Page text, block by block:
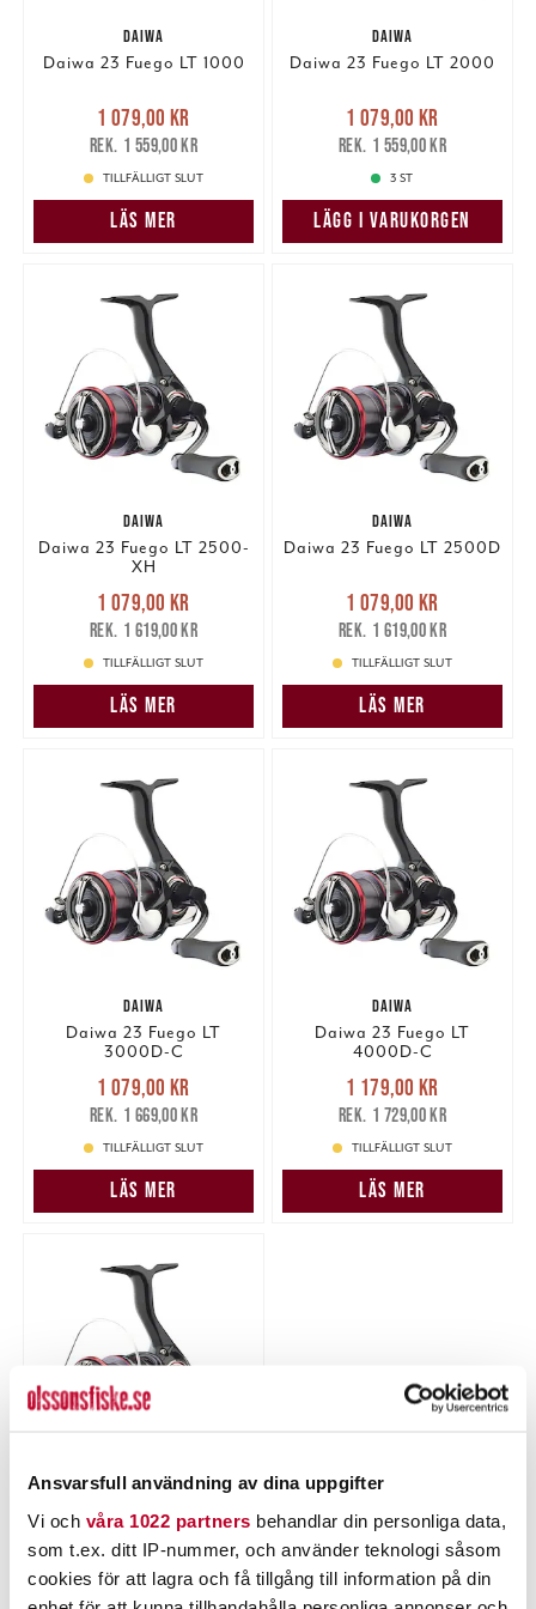
Ansvarsfull användning av dina uppgifter
Vi och våra 1022 partners behandlar din personliga data,
som t.ex. ditt IP-nummer, och använder teknologi såsom
cookies för att lagra och få tillgång till information på din
DAIWA
Daiwa 23 Fuego LT 1000
Nuvarande pris
1 079,00 krTidigare pris
1 559,00 kr
1 079,00 kr
1 559,00 kr
TILLFÄLLIGT SLUT
LÄS MER
DAIWA
Daiwa 23 Fuego LT 2000
Nuvarande pris
1 079,00 krTidigare pris
1 559,00 kr
1 079,00 kr
1 559,00 kr
3 ST
LÄGG I VARUKORGEN
DAIWA
Daiwa 23 Fuego LT 2500-
XH
Nuvarande pris
1 079,00 krTidigare pris
1 619,00 kr
1 079,00 kr
1 619,00 kr
TILLFÄLLIGT SLUT
LÄS MER
DAIWA
Daiwa 23 Fuego LT 2500D
Nuvarande pris
1 079,00 krTidigare pris
1 619,00 kr
1 079,00 kr
1 619,00 kr
TILLFÄLLIGT SLUT
LÄS MER
DAIWA
Daiwa 23 Fuego LT
3000D-C
Nuvarande pris
1 079,00 krTidigare pris
1 669,00 kr
1 079,00 kr
1 669,00 kr
TILLFÄLLIGT SLUT
LÄS MER
DAIWA
Daiwa 23 Fuego LT
4000D-C
Nuvarande pris
1 179,00 krTidigare pris
1 729,00 kr
1 179,00 kr
1 729,00 kr
TILLFÄLLIGT SLUT
LÄS MER
DAIWA
Daiwa 23 Fuego LT
Nuvarande pris:
1 379,00 krTidigare pris:
1 379,00 kr
1 889,00 kr